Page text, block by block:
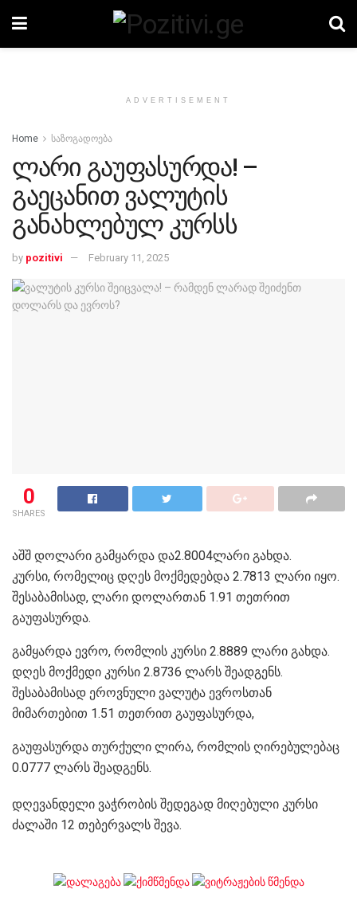
ADVERTISEMENT
Home საზოგადოება
ლარი გაუფასურდა! –
გაეცანით ვალუტის
განახლებულ კურსს
by pozitivi February 11, 2025
0
SHARES
აშშ დოლარი გამყარდა და2.8004ლარი გახდა.
კურსი, რომელიც დღეს მოქმედებდა 2.7813 ლარი იყო.
შესაბამისად, ლარი დოლართან 1.91 თეთრით
გაუფასურდა.
გამყარდა ევრო, რომლის კურსი 2.8889 ლარი გახდა.
დღეს მოქმედი კურსი 2.8736 ლარს შეადგენს.
შესაბამისად ეროვნული ვალუტა ევროსთან
მიმართებით 1.51 თეთრით გაუფასურდა,
გაუფასურდა თურქული ლირა, რომლის ღირებულებაც
0.0777 ლარს შეადგენს.
დღევანდელი ვაჭრობის შედეგად მიღებული კურსი
ძალაში 12 თებერვალს შევა.